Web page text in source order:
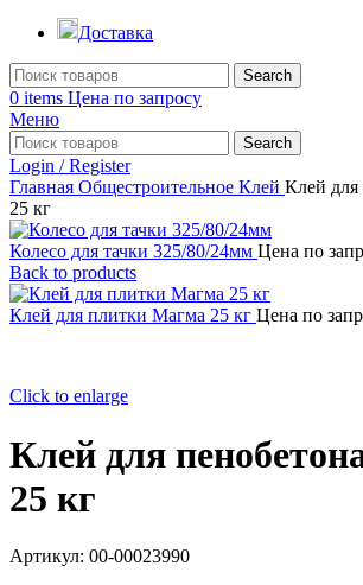
Доставка
Search
0 items Цена по запросу
Меню
Search
Login / Register
Главная Общестроительное Клей Клей для
25 кг
Колесо для тачки 325/80/24мм Цена по
Back to products
Клей для плитки Магма 25 кг Цена по
Click to enlarge
Клей для
25 кг
Артикул: 00-00023990